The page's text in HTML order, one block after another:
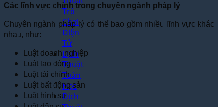
Trò
Chơi
Điện
Tử
Dịch
Thuật
Toán
Học
Dịch
Các lĩnh vực chính trong chuyên ngành pháp lý
Chuyên ngành pháp lý có thể bao gồm nhiều lĩnh vực khác
nhau, như:
Luật doanh nghiệp
Luật lao động
Luật tài chính
Luật bất động sản
Luật hình sự